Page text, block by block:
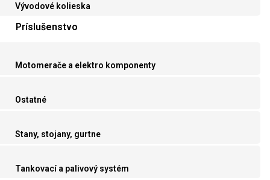
Vývodové kolieska
Príslušenstvo
Motomerače a elektro komponenty
Ostatné
Stany, stojany, gurtne
Tankovací a palivový systém